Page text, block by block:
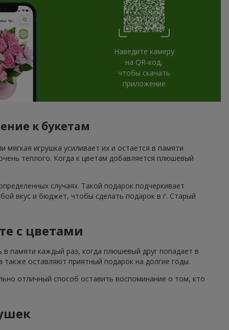
Наведите камеру
на QR-код,
чтобы скачать
приложение
к букетам
игрушка усиливает их и остается в памяти
теплого. Когда к цветам добавляется плюшевый
случаях. Такой подарок подчеркивает
вкус и бюджет, чтобы сделать подарок в г. Старый
с цветами
памяти каждый раз, когда плюшевый друг попадает в
оставляют приятный подарок на долгие годы.
отличный способ оставить воспоминание о том, кто